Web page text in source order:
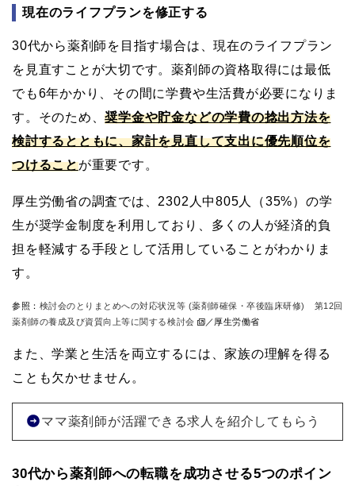
現在のライフプランを修正する
30代から薬剤師を目指す場合は、現在のライフプラン
を見直すことが大切です。薬剤師の資格取得には最低
でも6年かかり、その間に学費や生活費が必要になりま
す。そのため、奨学金や貯金などの学費の捻出方法を
検討するとともに、家計を見直して支出に優先順位を
つけることが重要です。
厚生労働省の調査では、2302人中805人（35%）の学
生が奨学金制度を利用しており、多くの人が経済的負
担を軽減する手段として活用していることがわかりま
す。
参照： 検討会のとりまとめへの対応状況等 (薬剤師確保・卒後臨床研修) 第12回
薬剤師の養成及び資質向上等に関する検討会
／厚生労働省
また、学業と生活を両立するには、家族の理解を得る
ことも欠かせません。
ママ薬剤師が活躍できる求人を紹介してもらう
30代から薬剤師への転職を成功させる5つのポイン